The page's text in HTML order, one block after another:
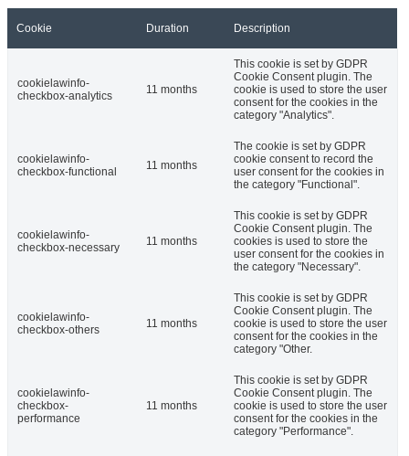
Cookie Duration Description
cookielawinfo-
checkbox-analytics
11 months
This cookie is set by GDPR
Cookie Consent plugin. The
cookie is used to store the user
consent for the cookies in the
category "Analytics".
cookielawinfo-
checkbox-functional
11 months
The cookie is set by GDPR
cookie consent to record the
user consent for the cookies in
the category "Functional".
cookielawinfo-
checkbox-necessary
11 months
This cookie is set by GDPR
Cookie Consent plugin. The
cookies is used to store the
user consent for the cookies in
the category "Necessary".
cookielawinfo-
checkbox-others
11 months
This cookie is set by GDPR
Cookie Consent plugin. The
cookie is used to store the user
consent for the cookies in the
category "Other.
cookielawinfo-
checkbox-
performance
11 months
This cookie is set by GDPR
Cookie Consent plugin. The
cookie is used to store the user
consent for the cookies in the
category "Performance".